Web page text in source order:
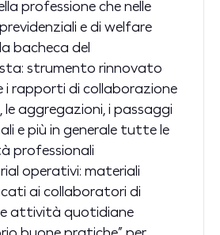
professione che nelle
e di welfare
bacheca del
strumento rinnovato
i rapporti di collaborazione
le aggregazioni, i passaggi
e più in generale tutte le
professionali
operativi: materiali
ai collaboratori di
attività quotidiane